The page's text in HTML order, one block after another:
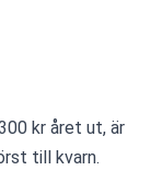
kr året ut, är
till kvarn.